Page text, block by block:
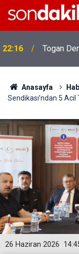
22:16 Togan
Anasayfa
Sendikası’ndan 5 Acil
26 Haziran 2026